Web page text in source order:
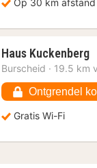
Op 30 km afstand
Haus Kuckenberg1
€
Burscheid · 19.5 km
Ontgrendel
Gratis Wi-Fi